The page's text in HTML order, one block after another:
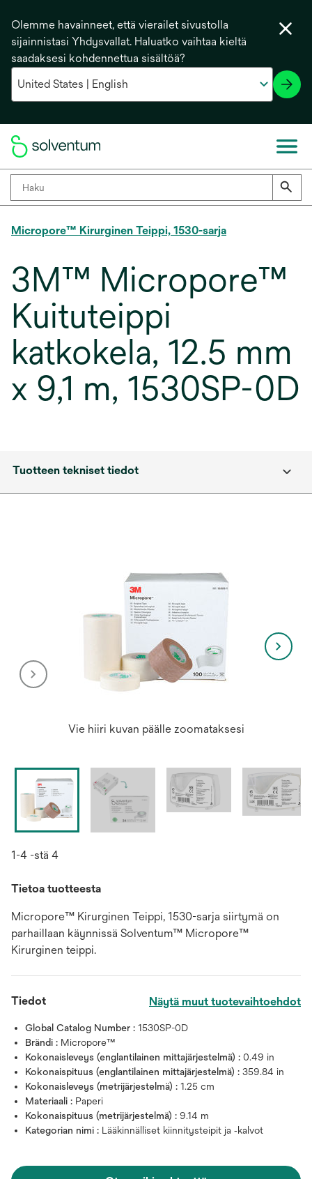
Olemme havainneet, että vierailet sivustolla
sijainnistasi Yhdysvallat. Haluatko vaihtaa kieltä
saadaksesi kohdennettua sisältöä?
Micropore™ Kirurginen Teippi, 1530-sarja
3M™ Micropore™
Kuituteippi
katkokela, 12.5 mm
x 9,1 m, 1530SP-0D
Tuotteen tekniset tiedot
Vie hiiri kuvan päälle zoomataksesi
1-4 -stä 4
Tietoa tuotteesta
Micropore™ Kirurginen Teippi, 1530-sarja siirtymä on
parhaillaan käynnissä Solventum™ Micropore™
Kirurginen teippi.
Tiedot Näytä muut tuotevaihtoehdot
Global Catalog Number : 1530SP-0D
Brändi : Micropore™
Kokonaisleveys (englantilainen mittajärjestelmä) : 0.49 in
Kokonaispituus (englantilainen mittajärjestelmä) : 359.84 in
Kokonaisleveys (metrijärjestelmä) : 1.25 cm
Materiaali : Paperi
Kokonaispituus (metrijärjestelmä) : 9.14 m
Kategorian nimi : Lääkinnälliset kiinnitysteipit ja ‑kalvot